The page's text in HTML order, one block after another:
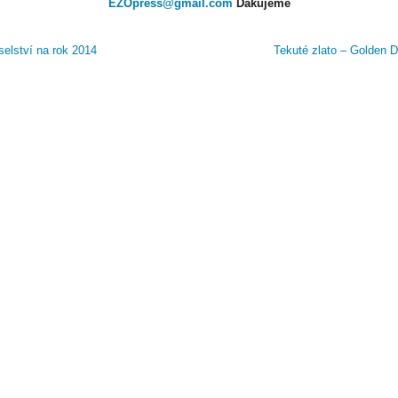
EZOpress@gmail.com Ďakujeme
na rok 2014 Tekuté zlato – Golden